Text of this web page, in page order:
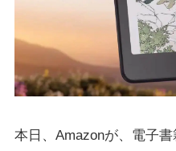
本日、Amazonが、電子